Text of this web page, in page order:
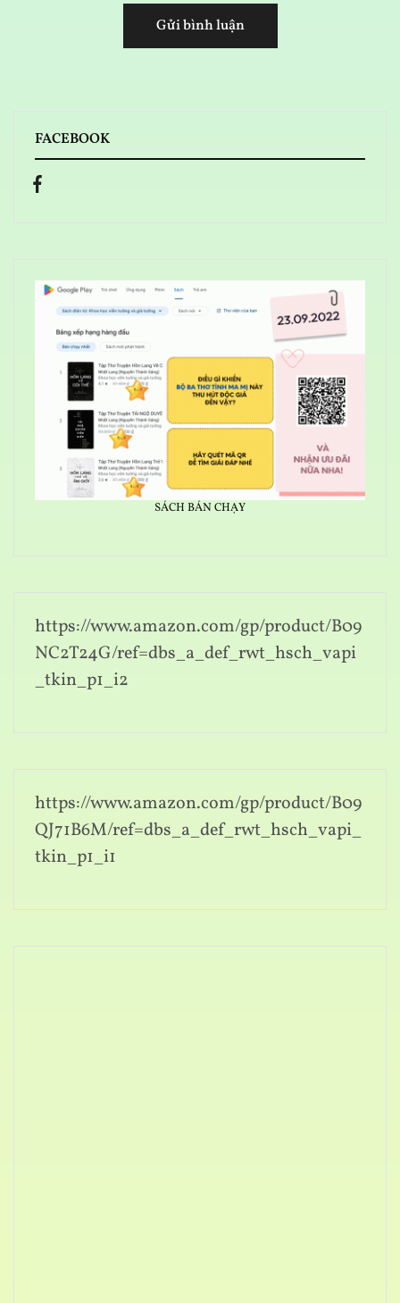
FACEBOOK
SÁCH BÁN CHẠY
https://www.amazon.com/gp/product/B09
NC2T24G/ref=dbs_a_def_rwt_hsch_vapi
_tkin_p1_i2
https://www.amazon.com/gp/product/B09
QJ71B6M/ref=dbs_a_def_rwt_hsch_vapi_
tkin_p1_i1